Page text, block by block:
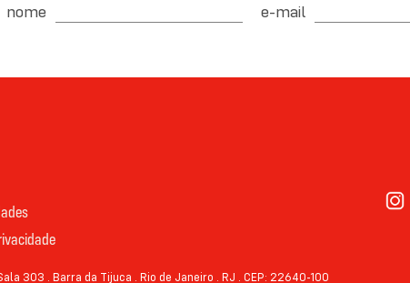
nome e-mail
303 . Barra da Tijuca . Rio de Janeiro . RJ . CEP: 22640-100